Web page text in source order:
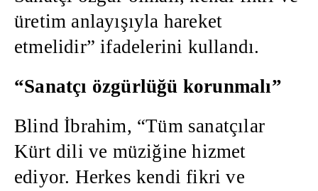
üretim anlayışıyla hareket
etmelidir” ifadelerini kullandı.
“Sanatçı özgürlüğü korunmalı”
Blind İbrahim, “Tüm sanatçılar
Kürt dili ve müziğine hizmet
ediyor. Herkes kendi fikri ve